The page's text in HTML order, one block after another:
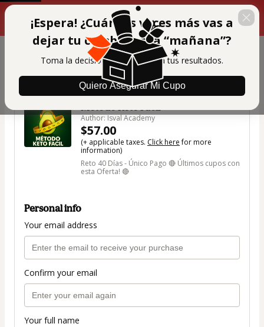
¡Espera! ¿Cuántas veces más vas a
dejar tu cambio para “mañana”?
Toma la decisión HOY y asegura tus resultados.
Quiero Asegurar Mi Cupo
00 : 01 : 40
Complete el siguiente
formulario a tiempo para
acceder al descuento!
🇺🇸 Change country
Método Keto Fácil®
Author: Isval Academy
$57.00
(+ applicable taxes. Click herefor more
information)
Reto 40 Días - Único Pago 🔴 Últimos cupos con
esta Oferta! 🔴
Personal info
Your email address
Confirm your email
Your full name